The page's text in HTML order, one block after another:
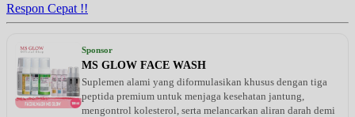
Respon Cepat !!
Sponsor
MS GLOW FACE WASH
Suplemen alami yang diformulasikan khusus dengan tiga
peptida premium untuk menjaga kesehatan jantung,
mengontrol kolesterol, serta melancarkan aliran darah demi